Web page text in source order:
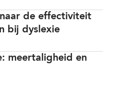
de effectiviteit
bij dyslexie
meertaligheid en